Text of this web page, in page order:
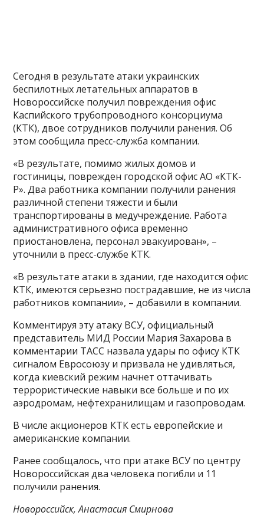
Сегодня в результате атаки украинских
беспилотных летательных аппаратов в
Новороссийске получил повреждения офис
Каспийского трубопроводного консорциума
(КТК), двое сотрудников получили ранения. Об
этом сообщила пресс-служба компании.
«В результате, помимо жилых домов и
гостиницы, поврежден городской офис АО «КТК-
Р». Два работника компании получили ранения
различной степени тяжести и были
транспортированы в медучреждение. Работа
административного офиса временно
приостановлена, персонал эвакуирован», –
уточнили в пресс-службе КТК.
«В результате атаки в здании, где находится офис
КТК, имеются серьезно пострадавшие, не из числа
работников компании», – добавили в компании.
Комментируя эту атаку ВСУ, официальный
представитель МИД России Мария Захарова в
комментарии ТАСС назвала удары по офису КТК
сигналом Евросоюзу и призвала не удивляться,
когда киевский режим начнет оттачивать
террористические навыки все больше и по их
аэродромам, нефтехранилищам и газопроводам.
В числе акционеров КТК есть европейские и
американские компании.
Ранее сообщалось, что при атаке ВСУ по центру
Новороссийская два человека погибли и 11
получили ранения.
Новороссийск, Анастасия Смирнова